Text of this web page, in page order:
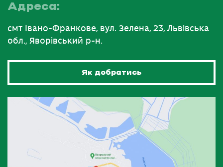
Адреса:
смт Івано-Франкове, вул. Зелена, 23, Львівська
обл., Яворівський р-н.
Як добратись